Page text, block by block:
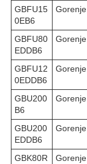
GBFU15
0EB6
Gorenje
GBFU80
EDDB6
Gorenje
GBFU12
0EDDB6
Gorenje
GBU200
B6
Gorenje
GBU200
EDDB6
Gorenje
GBK80R
Gorenje